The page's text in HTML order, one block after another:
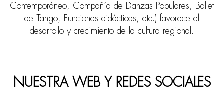
Contemporáneo, Compañía de Danzas Populares, Ballet
de Tango, Funciones didácticas, etc.) favorece el
desarrollo y crecimiento de la cultura regional.
NUESTRA WEB Y REDES SOCIALES